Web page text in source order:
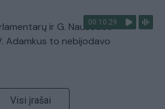
00:10:29
ir G. Nausėdos
Adamkus to nebijodavo
Visi įrašai